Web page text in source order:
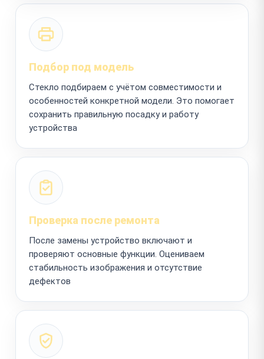
Подбор под модель
Стекло подбираем с учётом совместимости и
особенностей конкретной модели. Это помогает
сохранить правильную посадку и работу
устройства
Проверка после ремонта
После замены устройство включают и
проверяют основные функции. Оцениваем
стабильность изображения и отсутствие
дефектов